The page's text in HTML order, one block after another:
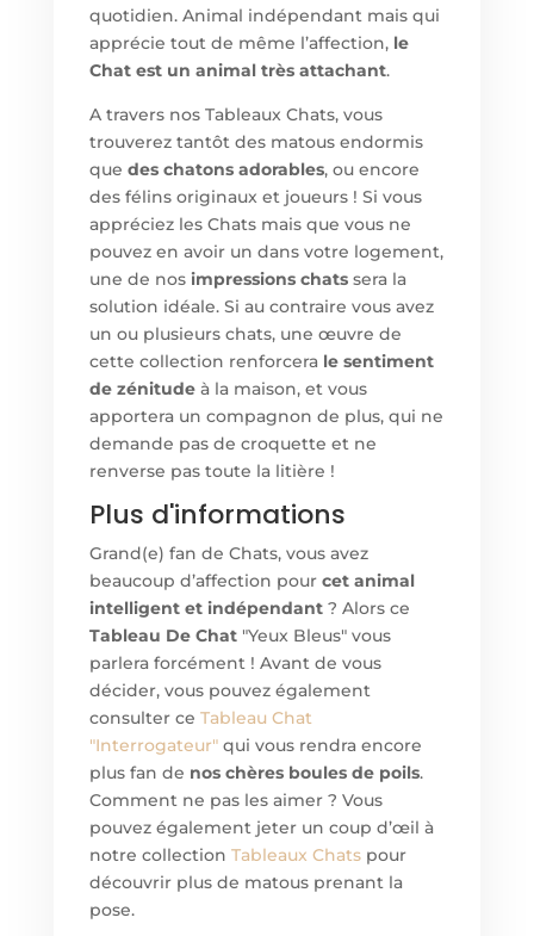
quotidien. Animal indépendant mais qui
apprécie tout de même l’affection, le
Chat est un animal très attachant.
A travers nos Tableaux Chats, vous
trouverez tantôt des matous endormis
que des chatons adorables, ou encore
des félins originaux et joueurs ! Si vous
appréciez les Chats mais que vous ne
pouvez en avoir un dans votre logement,
une de nos impressions chatssera la
solution idéale. Si au contraire vous avez
un ou plusieurs chats, une œuvre de
cette collection renforcera le sentiment
de zénitudeà la maison, et vous
apportera un compagnon de plus, qui ne
demande pas de croquette et ne
renverse pas toute la litière !
Plus d'informations
Grand(e) fan de Chats, vous avez
beaucoup d’affection pour cet animal
intelligent et indépendant? Alors ce
Tableau De Chat"Yeux Bleus" vous
parlera forcément ! Avant de vous
décider, vous pouvez également
consulter ce Tableau Chat
"Interrogateur"qui vous rendra encore
plus fan de nos chères boules de poils.
Comment ne pas les aimer ? Vous
pouvez également jeter un coup d’œil à
notre collection Tableaux Chatspour
découvrir plus de matous prenant la
pose.